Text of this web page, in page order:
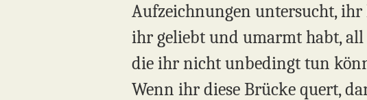
Aufzeichnungen untersucht, ihr
ihr geliebt und umarmt habt, all
die ihr nicht unbedingt tun
Wenn ihr diese Brücke quert,